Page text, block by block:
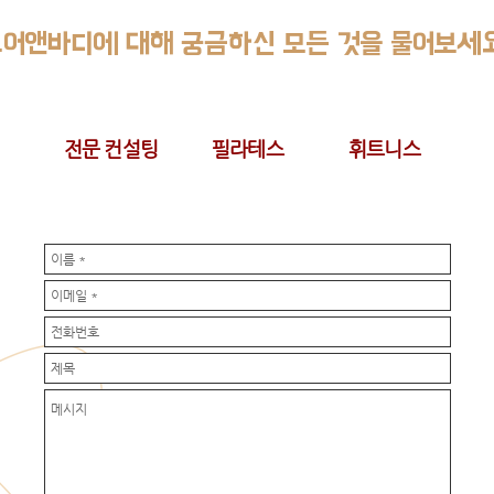
앤바디에 대해 궁금하신 모든 것을 물어보세
전문 컨설팅 필라테스 휘트니스